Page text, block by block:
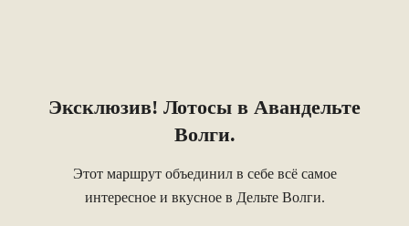
Эксклюзив! Лотосы в Авандельте
Волги.
Этот маршрут объединил в себе всё самое
интересное и вкусное в Дельте Волги.